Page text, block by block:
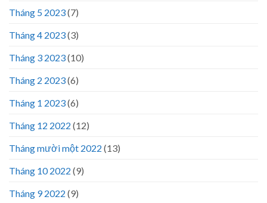
Tháng 5 2023(7)
Tháng 4 2023(3)
Tháng 3 2023(10)
Tháng 2 2023(6)
Tháng 1 2023(6)
Tháng 12 2022 (12)
Tháng mười một 2022 (13)
Tháng 10 2022 (9)
Tháng 9 2022 (9)